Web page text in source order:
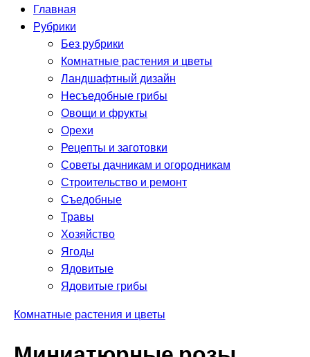
Главная
Рубрики
Без рубрики
Комнатные растения и цветы
Ландшафтный дизайн
Несъедобные грибы
Овощи и фрукты
Орехи
Рецепты и заготовки
Советы дачникам и огородникам
Строительство и ремонт
Съедобные
Травы
Хозяйство
Ягоды
Ядовитые
Ядовитые грибы
Комнатные растения и цветы